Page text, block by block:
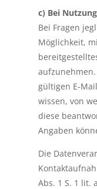
c) Bei
Bei Fragen
Möglichkeit,
gültigen E-
wissen, von
diese
Angaben
Die
Abs. 1 S. 1 lit.